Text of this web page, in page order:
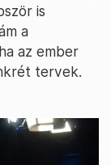
is
a
az ember
tervek.